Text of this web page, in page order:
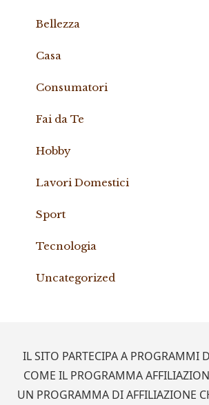
Bellezza
Casa
Consumatori
Fai da Te
Hobby
Lavori Domestici
Sport
Tecnologia
Uncategorized
IL SITO PARTECIPA A PROGRAMMI
COME IL PROGRAMMA
UN PROGRAMMA DI AFFILIAZIONE